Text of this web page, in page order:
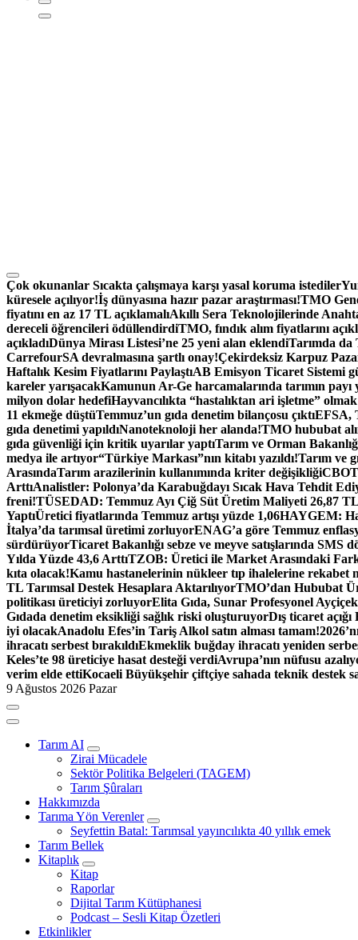
Çok okunanlar Sıcakta çalışmaya karşı yasal koruma istediler
küresele açılıyor!İş dünyasına hazır pazar araştırması!TMO
fiyatını en az 17 TL açıklamalıAkıllı Sera Teknolojilerinde
dereceli öğrencileri ödüllendirdiTMO, fındık alım fiyatlarını
açıkladıDünya Mirası Listesi’ne 25 yeni alan eklendiTarımda da
CarrefourSA devralmasına şartlı onay!Çekirdeksiz Karpuz
Haftalık Kesim Fiyatlarını PaylaştıAB Emisyon Ticaret Sistemi
kareler yarışacakKamunun Ar-Ge harcamalarında tarımın payı
milyon dolar hedefiHayvancılıkta “hastalıktan ari işletme” olmak
11 ekmeğe düştüTemmuz’un gıda denetim bilançosu çıktıEFSA,
gıda denetimi yapıldıNanoteknoloji her alanda!TMO hububat
gıda güvenliği için kritik uyarılar yaptıTarım ve Orman
medya ile artıyor“Türkiye Markası”nın kitabı yazıldı!Tarım ve
ArasındaTarım arazilerinin kullanımında kriter değişikliği
ArttıAnalistler: Polonya’da Karabuğdayı Sıcak Hava Tehdit
freni!TÜSEDAD: Temmuz Ayı Çiğ Süt Üretim Maliyeti 26,87
YaptıÜretici fiyatlarında Temmuz artışı yüzde 1,06HAYGEM:
İtalya’da tarımsal üretimi zorluyorENAG’a göre Temmuz
sürdürüyorTicaret Bakanlığı sebze ve meyve satışlarında SMS
Yılda Yüzde 43,6 ArttıTZOB: Üretici ile Market Arasındaki Fark
kıta olacak!Kamu hastanelerinin nükleer tıp ihalelerine rekabet
TL Tarımsal Destek Hesaplara AktarılıyorTMO’dan Hububat
politikası üreticiyi zorluyorElita Gıda, Sunar Profesyonel Ayçiçek
Gıdada denetim eksikliği sağlık riski oluşturuyorDış ticaret
iyi olacakAnadolu Efes’in Tariş Alkol satın alması tamam!
ihracatı serbest bırakıldıEkmeklik buğday ihracatı yeniden
Keles’te 98 üreticiye hasat desteği verdiAvrupa’nın nüfusu
verim elde ettiKocaeli Büyükşehir çiftçiye sahada teknik destek
9 Ağustos 2026 Pazar
Tarım AI
Zirai Mücadele
Sektör Politika Belgeleri (TAGEM)
Tarım Şûraları
Hakkımızda
Tarıma Yön Verenler
Seyfettin Batal: Tarımsal yayıncılıkta 40 yıllık emek
Tarım Bellek
Kitaplık
Kitap
Raporlar
Dijital Tarım Kütüphanesi
Podcast – Sesli Kitap Özetleri
Etkinlikler